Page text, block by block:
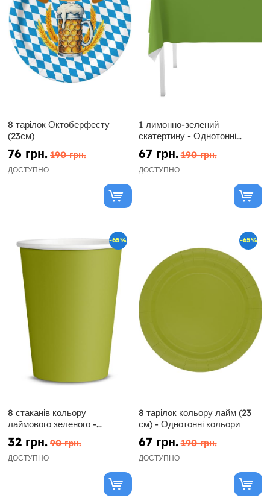
8 тарілок Октоберфесту
(23см)
76 грн. 190 грн.
ДОСТУПНО
1 лимонно-зелений
скатертину - Однотонні
кольори
67 грн. 190 грн.
ДОСТУПНО
-65%
8 стаканів кольору
лаймового зеленого -
Однотонні
32 грн. 90 грн.
ДОСТУПНО
-65%
8 тарілок кольору лайм (23
см) - Однотонні кольори
67 грн. 190 грн.
ДОСТУПНО